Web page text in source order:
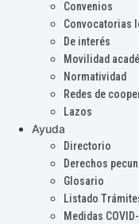
Convenios
Convocatorias
De interés
Movilidad
Normatividad
Redes de
Lazos
Ayuda
Directorio
Derechos
Glosario
Listado
Medidas